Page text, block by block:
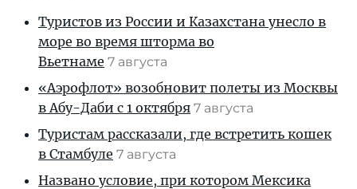
Туристов из России и Казахстана унесло в
море во время шторма во
Вьетнаме 7 августа
«Аэрофлот» возобновит полеты из Москвы
в Абу-Даби с 1 октября 7 августа
Туристам рассказали, где встретить кошек
в Стамбуле 7 августа
Названо условие, при котором Мексика